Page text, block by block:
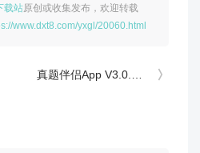
载站原创或收集发布，欢迎转载
www.dxt8.com/yxgl/20060.html
真题伴侣App V3.0.218全新升级：备考效率翻倍的秘密武器？